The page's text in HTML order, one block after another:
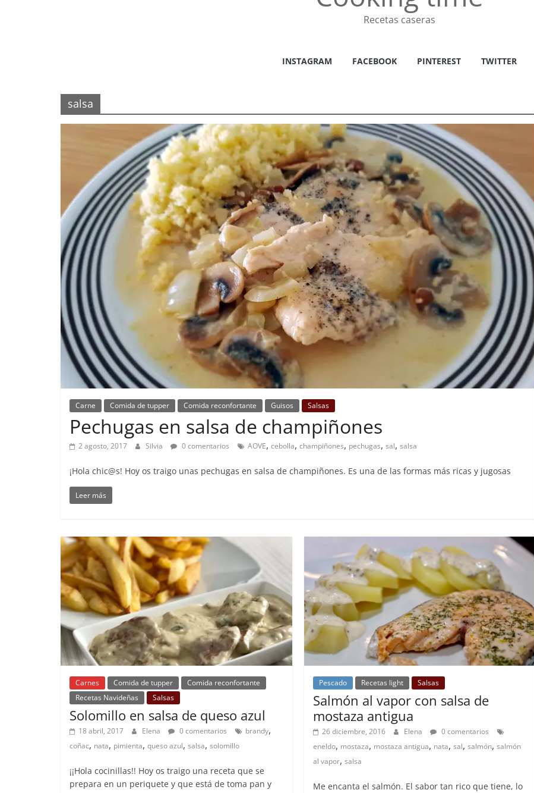
Recetas caseras
INSTAGRAM FACEBOOK PINTEREST TWITTER
salsa
Carne Comida de tupper Comida reconfortante Guisos Salsas
Pechugas en salsa de champiñones
2 agosto, 2017 Silvia 0 comentarios AOVE, cebolla, champiñones, pechugas, sal, salsa
¡Hola chic@s! Hoy os traigo unas pechugas en salsa de champiñones. Es una de las formas más ricas y jugosas
Leer más
Carnes Comida de tupper
Comida reconfortante
Recetas Navideñas
Salsas
Solomillo en salsa de queso azul
18 abril, 2017 Elena 0 comentarios brandy,
coñac, nata, pimienta, queso azul, salsa, solomillo
¡¡Hola cocinillas!! Hoy os traigo una receta que se
prepara en un periquete y que está de toma pan y
Pescado Recetas light Salsas
Salmón al vapor con salsa de
mostaza antigua
26 diciembre, 2016 Elena
0 comentarios
eneldo, mostaza, mostaza antigua, nata,sal,salmón,salmón
al vapor,salsa
Me encanta el salmón. El sabor tan rico que tiene, lo